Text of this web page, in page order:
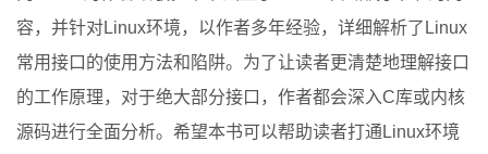
容，并针对Linux环境，以作者多年经验，详细解析了Linux
常用接口的使用方法和陷阱。为了让读者更清楚地理解接口
的工作原理，对于绝大部分接口，作者都会深入C库或内核
源码进行全面分析。希望本书可以帮助读者打通Linux环境